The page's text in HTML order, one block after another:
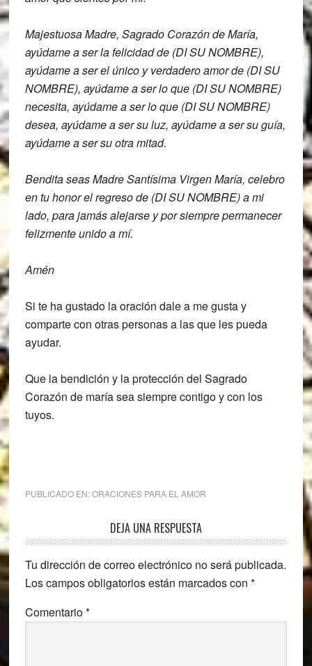
Majestuosa Madre, Sagrado Corazón de María,
ayúdame a ser la felicidad de (DI SU NOMBRE),
ayúdame a ser el único y verdadero amorde (DI SU
NOMBRE), ayúdame a ser lo que (DI SU NOMBRE)
necesita, ayúdame a ser lo que (DI SU NOMBRE)
desea, ayúdame a ser su luz, ayúdame a ser suguía,
ayúdame a ser su otra mitad.
Benditaseas Madre Santísima Virgen María, celebro
en tu honor el regreso de (DI SU NOMBRE)a mi
lado, para jamás alejarse ypor siempre permanecer
felizmente unido a mí.
Amén
Si te ha gustado la oración dale a me gusta y
comparte con otras personas a las que les pueda
ayudar.
Que la bendición y la protección del Sagrado
Corazón de maría sea siempre contigo y con los
tuyos.
PUBLICADO EN:ORACIONES PARA EL AMOR
Interacciones
con
los
lectores
DEJA UNA RESPUESTA
Tu dirección de correo electrónico no será publicada.
Los campos obligatorios están marcados con *
Comentario*